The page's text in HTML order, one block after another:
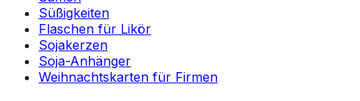
Süßigkeiten
Flaschen für Likör
Sojakerzen
Soja-Anhänger
Weihnachtskarten für Firmen